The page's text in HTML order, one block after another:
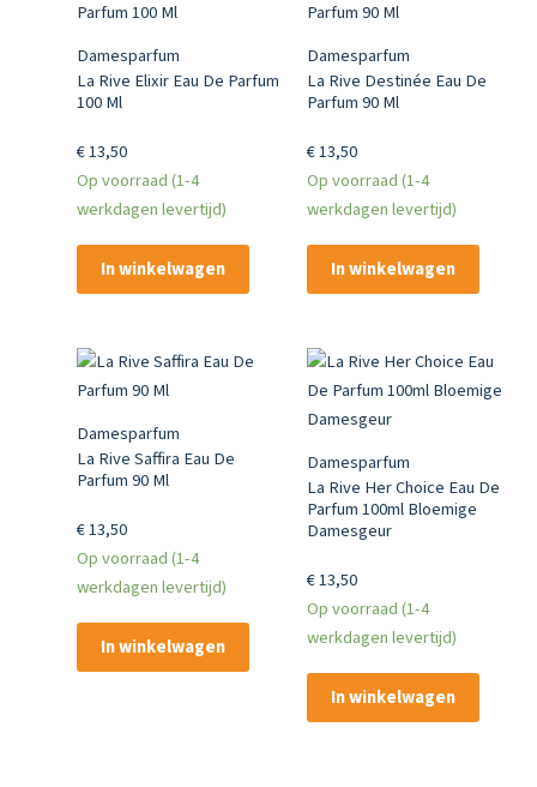
Damesparfum
La Rive Elixir Eau De Parfum
100 Ml
€13,50
Op voorraad (1-4
werkdagen levertijd)
In winkelwagen
Damesparfum
La Rive Destinée Eau De
Parfum 90 Ml
€13,50
Op voorraad (1-4
werkdagen levertijd)
In winkelwagen
Damesparfum
La Rive Saffira Eau De
Parfum 90 Ml
€13,50
Op voorraad (1-4
werkdagen levertijd)
In winkelwagen
Damesparfum
La Rive Her Choice Eau De
Parfum 100ml Bloemige
Damesgeur
€13,50
Op voorraad (1-4
werkdagen levertijd)
In winkelwagen